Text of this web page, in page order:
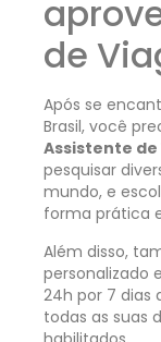
de
Após se
Brasil, você
Assistente de
pesquisar
mundo, e
forma prática
Além disso,
personalizado
24h por 7 dias
todas as suas